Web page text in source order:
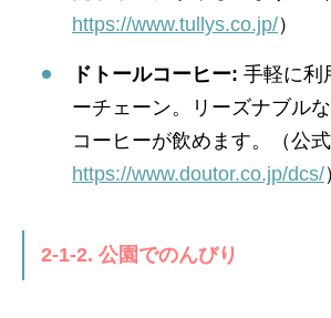
https://www.tullys.co.jp/）
ドトールコーヒー: 手軽に利
ーチェーン。リーズナブル
コーヒーが飲めます。（公式
https://www.doutor.co.jp/dcs/
2-1-2. 公園でのんびり